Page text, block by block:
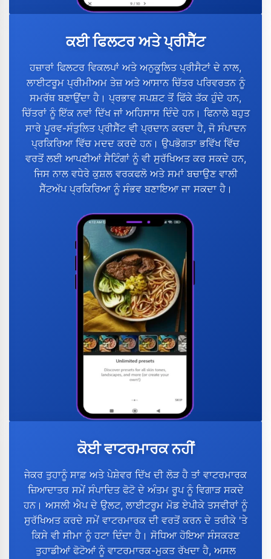
ਕਈ ਫਿਲਟਰ ਅਤੇ ਪ੍ਰੀਸੈੱਟ
ਹਜ਼ਾਰਾਂ ਫਿਲਟਰ ਵਿਕਲਪਾਂ ਅਤੇ ਅਨੁਕੂਲਿਤ ਪ੍ਰੀਸੈਟਾਂ ਦੇ ਨਾਲ,
ਲਾਈਟਰੂਮ ਪ੍ਰੀਮੀਅਮ ਤੇਜ਼ ਅਤੇ ਆਸਾਨ ਚਿੱਤਰ ਪਰਿਵਰਤਨ ਨੂੰ
ਸਮਰੱਥ ਬਣਾਉਂਦਾ ਹੈ। ਪ੍ਰਭਾਵ ਸਪਸ਼ਟ ਤੋਂ ਫਿੱਕੇ ਤੱਕ ਹੁੰਦੇ ਹਨ,
ਚਿੱਤਰਾਂ ਨੂੰ ਇੱਕ ਨਵਾਂ ਦਿੱਖ ਜਾਂ ਅਹਿਸਾਸ ਦਿੰਦੇ ਹਨ। ਫਿਨਾਲੇ ਬਹੁਤ
ਸਾਰੇ ਪੂਰਵ-ਸੰਤੁਲਿਤ ਪ੍ਰੀਸੈੱਟ ਵੀ ਪ੍ਰਦਾਨ ਕਰਦਾ ਹੈ, ਜੋ ਸੰਪਾਦਨ
ਪ੍ਰਕਿਰਿਆ ਵਿੱਚ ਮਦਦ ਕਰਦੇ ਹਨ। ਉਪਭੋਗਤਾ ਭਵਿੱਖ ਵਿੱਚ
ਵਰਤੋਂ ਲਈ ਆਪਣੀਆਂ ਸੈਟਿੰਗਾਂ ਨੂੰ ਵੀ ਸੁਰੱਖਿਅਤ ਕਰ ਸਕਦੇ ਹਨ,
ਜਿਸ ਨਾਲ ਵਧੇਰੇ ਕੁਸ਼ਲ ਵਰਕਫਲੋ ਅਤੇ ਸਮਾਂ ਬਚਾਉਣ ਵਾਲੀ
ਸੈੱਟਅੱਪ ਪ੍ਰਕਿਰਿਆ ਨੂੰ ਸੰਭਵ ਬਣਾਇਆ ਜਾ ਸਕਦਾ ਹੈ।
ਕੋਈ ਵਾਟਰਮਾਰਕ ਨਹੀਂ
ਜੇਕਰ ਤੁਹਾਨੂੰ ਸਾਫ਼ ਅਤੇ ਪੇਸ਼ੇਵਰ ਦਿੱਖ ਦੀ ਲੋੜ ਹੈ ਤਾਂ ਵਾਟਰਮਾਰਕ
ਜ਼ਿਆਦਾਤਰ ਸਮੇਂ ਸੰਪਾਦਿਤ ਫੋਟੋ ਦੇ ਅੰਤਮ ਰੂਪ ਨੂੰ ਵਿਗਾੜ ਸਕਦੇ
ਹਨ। ਅਸਲੀ ਐਪ ਦੇ ਉਲਟ, ਲਾਈਟਰੂਮ ਮੋਡ ਏਪੀਕੇ ਤਸਵੀਰਾਂ ਨੂੰ
ਸੁਰੱਖਿਅਤ ਕਰਦੇ ਸਮੇਂ ਵਾਟਰਮਾਰਕ ਦੀ ਵਰਤੋਂ ਕਰਨ ਦੇ ਤਰੀਕੇ 'ਤੇ
ਕਿਸੇ ਵੀ ਸੀਮਾ ਨੂੰ ਹਟਾ ਦਿੰਦਾ ਹੈ। ਸੋਧਿਆ ਹੋਇਆ ਸੰਸਕਰਣ
ਤੁਹਾਡੀਆਂ ਫੋਟੋਆਂ ਨੂੰ ਵਾਟਰਮਾਰਕ-ਮੁਕਤ ਰੱਖਦਾ ਹੈ, ਅਸਲ